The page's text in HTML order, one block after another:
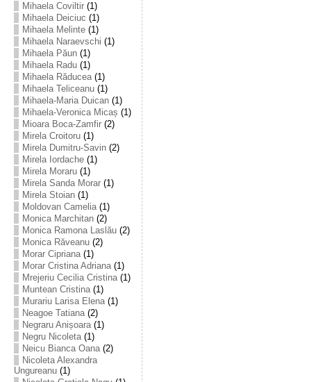
Mihaela Coviltir(1)
Mihaela Deiciuc (1)
Mihaela Melinte(1)
Mihaela Naraevschi (1)
Mihaela Păun(1)
Mihaela Radu(1)
Mihaela Răducea(1)
Mihaela Teliceanu(1)
Mihaela-Maria Duican(1)
Mihaela-Veronica Micaș (1)
Mioara Boca-Zamfir(2)
Mirela Croitoru(1)
Mirela Dumitru-Savin(2)
Mirela Iordache(1)
Mirela Moraru(1)
Mirela Sanda Morar(1)
Mirela Stoian(1)
Moldovan Camelia(1)
Monica Marchitan(2)
Monica Ramona Laslău(2)
Monica Răveanu(2)
Morar Cipriana(1)
Morar Cristina Adriana(1)
Mrejeriu Cecilia Cristina(1)
Muntean Cristina(1)
Murariu Larisa Elena(1)
Neagoe Tatiana(2)
Negraru Anișoara(1)
Negru Nicoleta(1)
Neicu Bianca Oana(2)
Nicoleta Alexandra
Ungureanu(1)